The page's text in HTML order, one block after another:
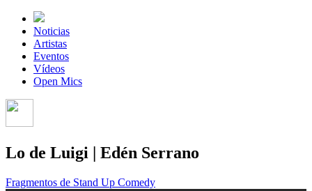
Noticias
Artistas
Eventos
Vídeos
Open Mics
Lo de Luigi | Edén Serrano
Fragmentos de Stand Up Comedy